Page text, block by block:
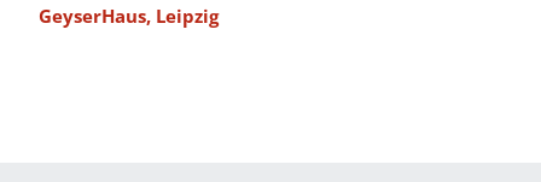
GeyserHaus, Leipzig